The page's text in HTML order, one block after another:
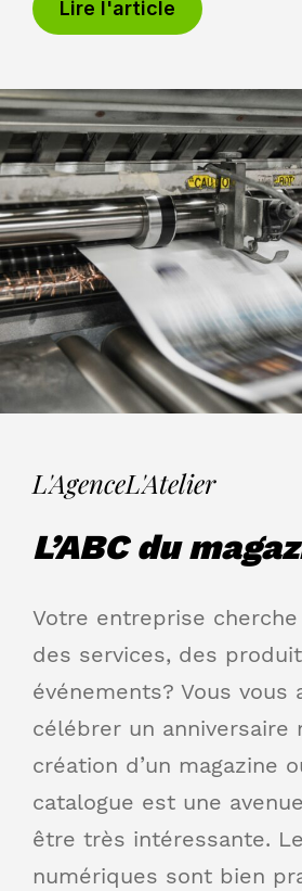
Lire l'article
L'AgenceL'Atelier
L’ABC du
Votre entreprise
des services, des
événements? Vous vous
célébrer un anniversaire
création d’un magazine
catalogue est une
être très intéressante.
numériques sont bien